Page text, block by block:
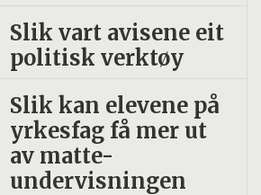
Slik vart avisene eit
politisk verktøy
Slik kan elevene på
yrkesfag få mer ut
av matte-
undervisningen